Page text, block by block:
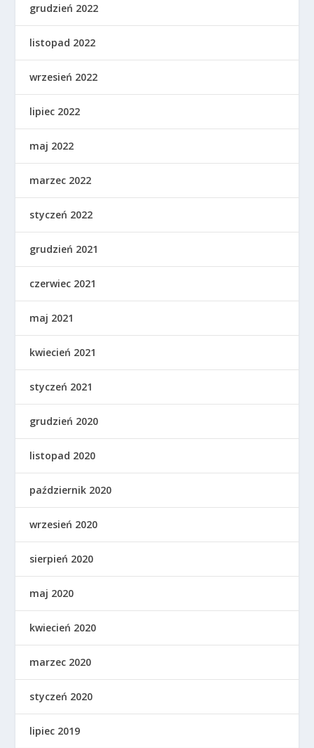
grudzień 2022
listopad 2022
wrzesień 2022
lipiec 2022
maj 2022
marzec 2022
styczeń 2022
grudzień 2021
czerwiec 2021
maj 2021
kwiecień 2021
styczeń 2021
grudzień 2020
listopad 2020
październik 2020
wrzesień 2020
sierpień 2020
maj 2020
kwiecień 2020
marzec 2020
styczeń 2020
lipiec 2019